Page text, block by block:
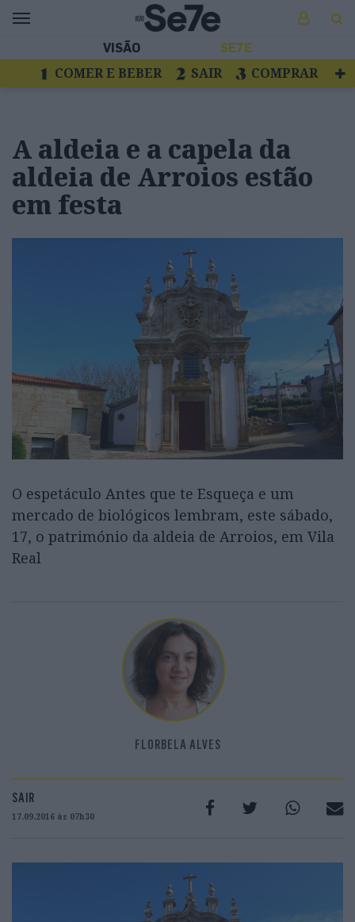
VISÃO SE7E
COMER E BEBER SAIR
COMPRAR
A aldeia e a capela da
aldeia de Arroios estão
em festa
O espetáculo Antes que te Esqueça e um
mercado de biológicos lembram, este sábado,
17, o património da aldeia de Arroios, em Vila
Real
FLORBELA ALVES
SAIR
17.09.2016 às 07h30